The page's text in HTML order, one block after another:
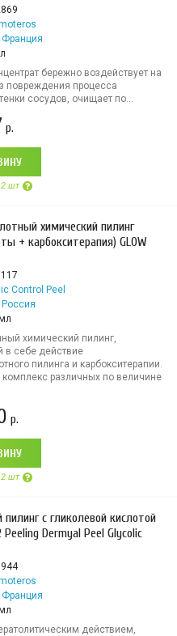
Франция
бережно воздействует на
повреждения процесса
сосудов, очищает по...
р.
2 шт
химический пилинг
+ карбокситерапия) GLOW
Control Peel
Россия
химический пилинг,
в себе действие
пилинга и карбокситерапии.
различных по величине
р.
2 шт
пилинг с гликолевой кислотой
Peeling Dermyal Peel Glycolic
Франция
действием,